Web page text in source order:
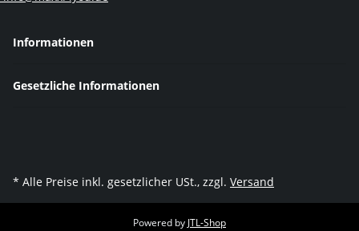
Informationen
Gesetzliche Informationen
* Alle Preise inkl. gesetzlicher USt., zzgl. Versand
Powered by JTL-Shop